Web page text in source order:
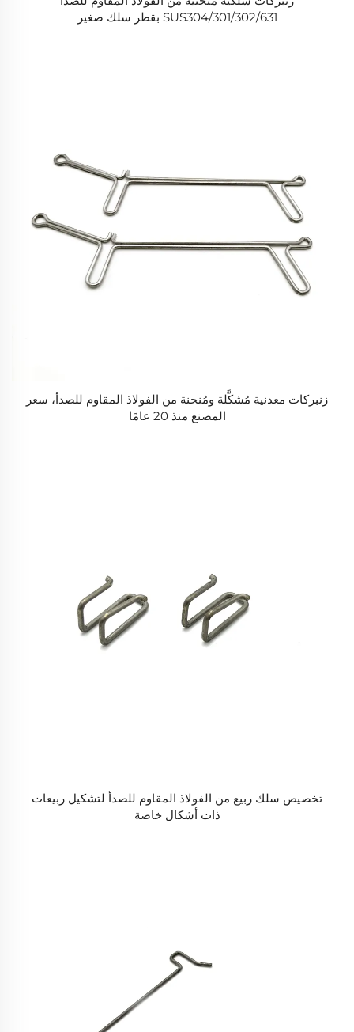
SUS304/301/302/631 بقطر سلك صغير
زنبركات معدنية مُشكَّلة ومُنحنة من الفولاذ المقاوم للصدأ، سعر
المصنع منذ 20 عامًا
تخصيص سلك ربيع من الفولاذ المقاوم للصدأ لتشكيل ربيعات
ذات أشكال خاصة